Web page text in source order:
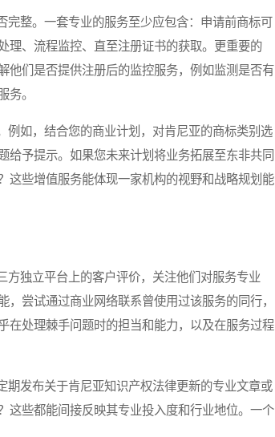
整。一套专业的服务至少应包含：申请前商标可
理、流程监控、直至注册证书的获取。更重要的
他们是否提供注册后的监控服务，例如监测是否有
务。
如，结合您的商业计划，对肯尼亚的商标类别选
予提示。如果您未来计划将业务拓展至东非共同
这些增值服务能体现一家机构的视野和战略规划能
独立平台上的客户评价，关注他们对服务专业
尝试通过商业网络联系曾使用过该服务的同行，
在处理棘手问题时的担当和能力，以及在服务过程
发布关于肯尼亚知识产权法律更新的专业文章或
这些都能间接反映其专业投入度和行业地位。一个